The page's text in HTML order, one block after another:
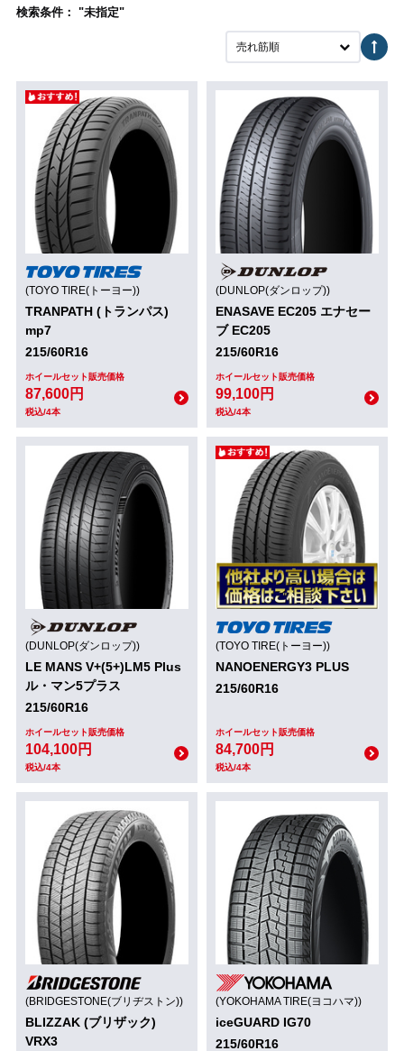
検索条件： "未指定"
売れ筋順
(TOYO TIRE(トーヨー))
TRANPATH (トランパス)
mp7
215/60R16
ホイールセット販売価格
87,600円
税込/4本
(DUNLOP(ダンロップ))
ENASAVE EC205 エナセー
ブ EC205
215/60R16
ホイールセット販売価格
99,100円
税込/4本
(DUNLOP(ダンロップ))
LE MANS V+(5+)LM5 Plus
ル・マン5プラス
215/60R16
ホイールセット販売価格
104,100円
税込/4本
(TOYO TIRE(トーヨー))
NANOENERGY3 PLUS
215/60R16
ホイールセット販売価格
84,700円
税込/4本
(BRIDGESTONE(ブリヂストン))
BLIZZAK (ブリザック)
VRX3
(YOKOHAMA TIRE(ヨコハマ))
iceGUARD IG70
215/60R16